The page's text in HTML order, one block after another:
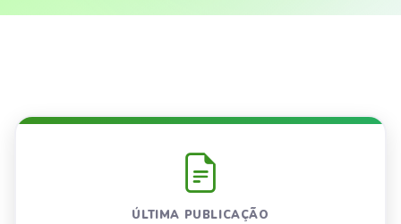
ÚLTIMA PUBLICAÇÃO